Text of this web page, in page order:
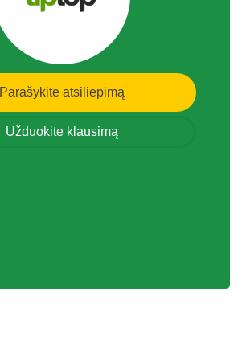
Parašykite atsiliepimą
Užduokite klausimą